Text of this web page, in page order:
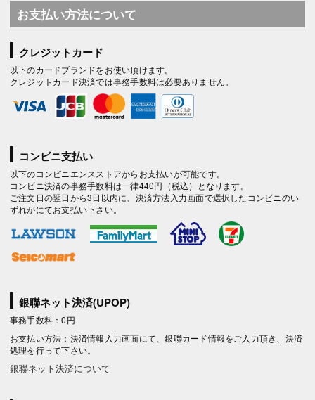
お支払い方法について
クレジットカード
以下のカードブランドをお使い頂けます。
クレジットカード決済では事務手数料は必要ありません。
コンビニ支払い
以下のコンビニエンスストアからお支払いが可能です。
コンビニ決済の事務手数料は一律440円（税込）となります。
ご注文日の翌日から3日以内に、決済方法入力画面で選択したコンビニのい
ずれかにてお支払い下さい。
銀聯ネット決済(UPOP)
事務手数料：0円
お支払い方法：決済情報入力画面にて、銀聯カード情報をご入力頂き、決済
処理を行って下さい。
銀聯ネット決済について